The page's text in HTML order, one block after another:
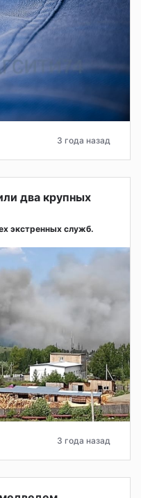
3 года назад
два крупных
экстренных служб.
3 года назад